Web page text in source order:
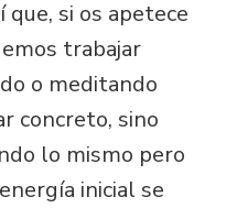
si os apetece
trabajar
o meditando
concreto, sino
lo mismo pero
inicial se